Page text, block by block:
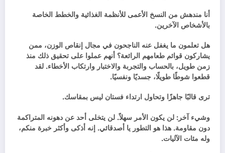
أنا مندهش من النسخ الأعمى للأنظمة الغذائية والخطط الخاصة
بالأشخاص الآخرين.
هل تعلمون ما يغفل عنه الناجحون في مجال إنقاص الوزن، ممن
يشاركون قوائم طعامهم الرائعة؟ أنهم عملوا على تحقيق ذلك منذ
زمن طويل، بالحساب والتجربة والاختبار وارتكاب الأخطاء. لقد
قطعوا شوطًا طويلًا، جسديًا ونفسيًا.
ترى قالبًا جاهزًا وتحاول ارتداء فستان ليس بمقاسك.
وشيء آخر: لن يكون الأمر سهلاً. لن يتخلى أحد عن دهونه المتراكمة
دون مقاومة. هذا هو التطور يا أصدقائي. إنه أذكى وأكثر خبرة منكم،
وله مئات الآليات.